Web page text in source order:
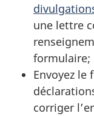
une lettre
formulaire;
Envoyez
corriger